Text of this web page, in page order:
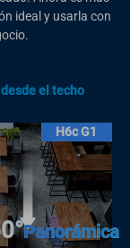
ideal y usarla con
el techo
H6c G1
Panorámica